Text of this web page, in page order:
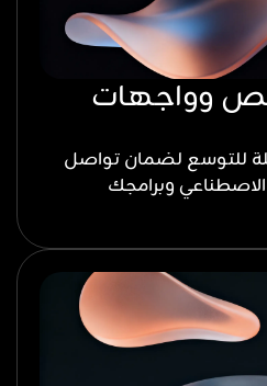
وواجهات
للتوسع لضمان تواصل
وبرامجك